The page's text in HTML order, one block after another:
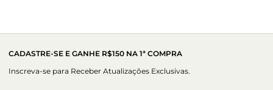
CADASTRE-SE E GANHE R$150 NA 1ª COMPRA
Inscreva-se para Receber Atualizações Exclusivas.